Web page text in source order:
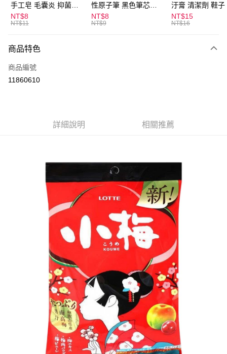
ATM付款
全家取貨付款
每筆NT$60，滿NT$599(含以上)免運費
付款後全家取貨
每筆NT$60，滿NT$599(含以上)免運費
每筆NT$60，滿NT$599(含以上)免運費
每筆NT$120，滿NT$1,999(含以上)免運費
手工皂 毛囊炎 抑菌除
蟎 清潔護膚 去油去痘
寵物皮膚病 狗狗貓咪
NT$8
NT$11
性原子筆 黑色筆芯
S304
NT$8
NT$9
汙膏 清潔劑 鞋子
漬 白皮鞋 鞋油
NT$15
NT$16
商品特色
商品編號
11860610
詳細說明 相關推薦